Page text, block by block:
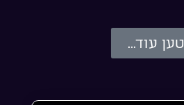
טען עוד...